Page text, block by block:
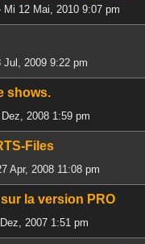
Mi 12 Mai, 2010 9:07 pm
Jul, 2009 9:22 pm
shows.
2008 1:59 pm
Files
Apr, 2008 11:08 pm
la version PRO
2007 1:51 pm